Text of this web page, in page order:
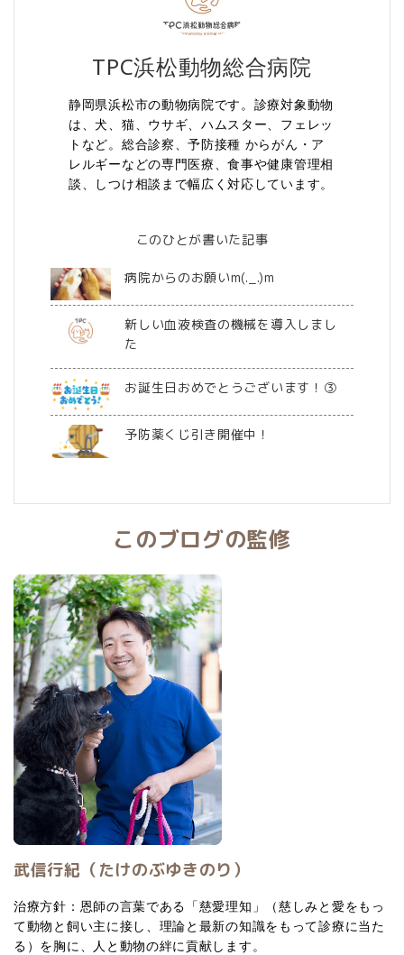
TPC浜松動物総合病院
静岡県浜松市の動物病院です。診療対象動物
は、犬、猫、ウサギ、ハムスター、フェレッ
トなど。総合診察、予防接種 からがん・ア
レルギーなどの専門医療、食事や健康管理相
談、しつけ相談まで幅広く対応しています。
このひとが書いた記事
病院からのお願いm(._.)m
新しい血液検査の機械を導入しまし
た
お誕生日おめでとうございます！③
予防薬くじ引き開催中！
このブログの監修
武信行紀（たけのぶゆきのり）
治療方針：恩師の言葉である「慈愛理知」（慈しみと愛をもっ
て動物と飼い主に接し、理論と最新の知識をもって診療に当た
る）を胸に、人と動物の絆に貢献します。